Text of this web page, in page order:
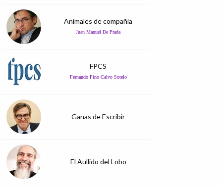
Animales de compañía
Juan Manuel De Prada
FPCS
Fernando Pino Calvo Sotelo
Ganas de Escribir
El Aullido del Lobo